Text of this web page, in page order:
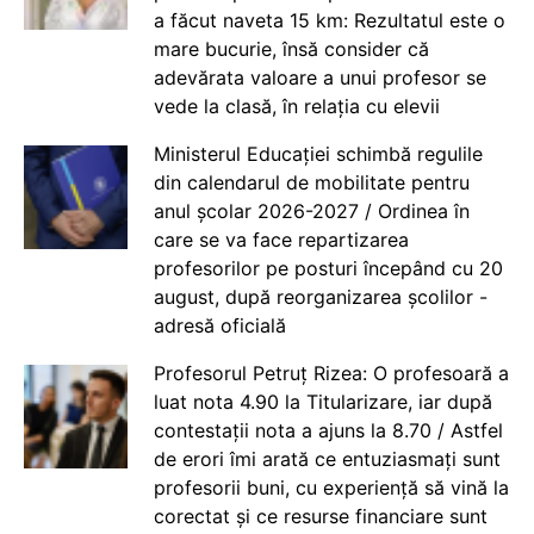
a făcut naveta 15 km: Rezultatul este o
mare bucurie, însă consider că
adevărata valoare a unui profesor se
vede la clasă, în relația cu elevii
Ministerul Educației schimbă regulile
din calendarul de mobilitate pentru
anul școlar 2026-2027 / Ordinea în
care se va face repartizarea
profesorilor pe posturi începând cu 20
august, după reorganizarea școlilor -
adresă oficială
Profesorul Petruț Rizea: O profesoară a
luat nota 4.90 la Titularizare, iar după
contestații nota a ajuns la 8.70 / Astfel
de erori îmi arată ce entuziasmați sunt
profesorii buni, cu experiență să vină la
corectat și ce resurse financiare sunt